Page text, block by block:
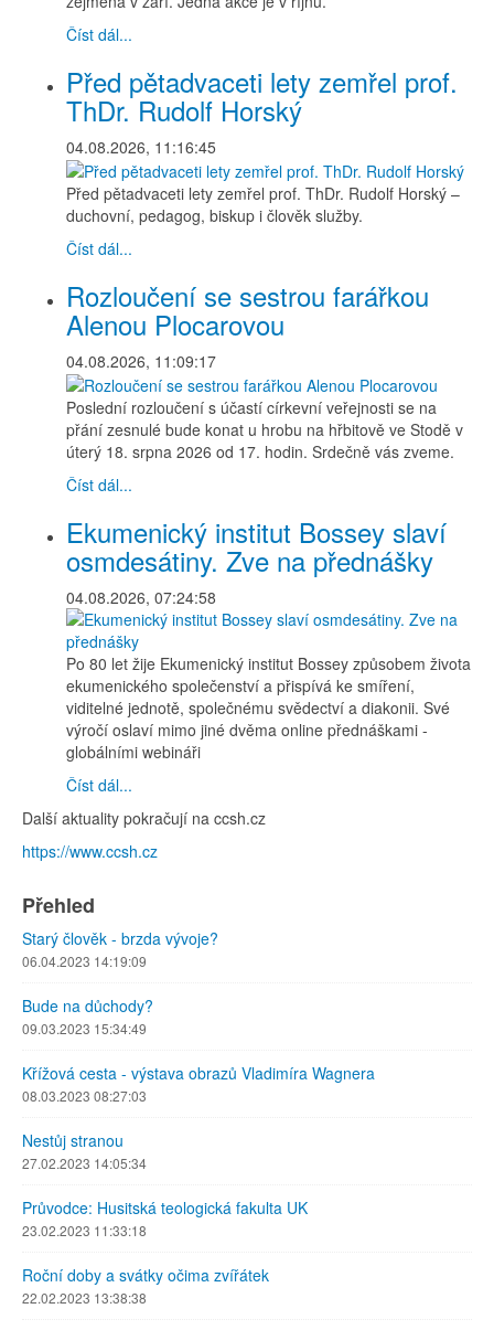
Číst dál...
Před pětadvaceti lety zemřel prof.
ThDr. Rudolf Horský
04.08.2026, 11:16:45
Před pětadvaceti lety zemřel prof. ThDr. Rudolf Horský –
duchovní, pedagog, biskup i člověk služby.
Číst dál...
Rozloučení se sestrou farářkou
Alenou Plocarovou
04.08.2026, 11:09:17
Poslední rozloučení s účastí církevní veřejnosti se na
přání zesnulé bude konat u hrobu na hřbitově ve Stodě v
úterý 18. srpna 2026 od 17. hodin. Srdečně vás zveme.
Číst dál...
Ekumenický institut Bossey slaví
osmdesátiny. Zve na přednášky
04.08.2026, 07:24:58
Po 80 let žije Ekumenický institut Bossey způsobem života
ekumenického společenství a přispívá ke smíření,
viditelné jednotě, společnému svědectví a diakonii. Své
výročí oslaví mimo jiné dvěma online přednáškami -
globálními webináři
Číst dál...
Další aktuality pokračují na ccsh.cz
https://www.ccsh.cz
Přehled
Starý člověk - brzda vývoje?
06.04.2023 14:19:09
Bude na důchody?
09.03.2023 15:34:49
Křížová cesta - výstava obrazů Vladimíra Wagnera
08.03.2023 08:27:03
Nestůj stranou
27.02.2023 14:05:34
Průvodce: Husitská teologická fakulta UK
23.02.2023 11:33:18
Roční doby a svátky očima zvířátek
22.02.2023 13:38:38